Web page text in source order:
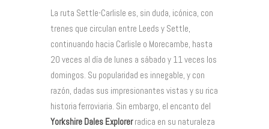
La ruta Settle-Carlisle es, sin duda, icónica, con
trenes que circulan entre Leeds y Settle,
continuando hacia Carlisle o Morecambe, hasta
20 veces al día de lunes a sábado y 11 veces los
domingos. Su popularidad es innegable, y con
razón, dadas sus impresionantes vistas y su rica
historia ferroviaria. Sin embargo, el encanto del
Yorkshire Dales Explorerradica en su naturaleza